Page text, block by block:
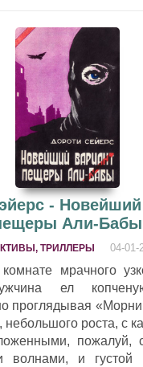
- Новейший
Али-Бабы
ТРИЛЛЕРЫ 04-01-
мрачного
ел
проглядывая
небольшого роста, с
пожалуй,
волнами, и густой